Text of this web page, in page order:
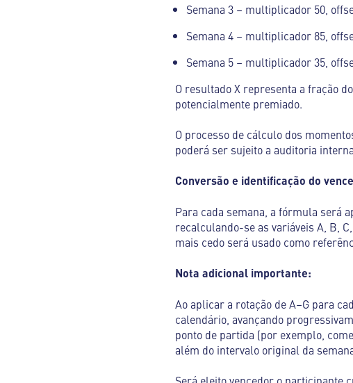
Semana 3 – multiplicador 50,
Semana 4 – multiplicador 85,
Semana 5 – multiplicador 35,
O resultado X representa a fração
potencialmente premiado.
O processo de cálculo dos
poderá ser sujeito a auditoria
Conversão e identificação do
Para cada semana, a fórmula será
recalculando-se as variáveis A, B,
mais cedo será usado como
Nota adicional importante:
Ao aplicar a rotação de A–G para
calendário, avançando
ponto de partida (por exemplo,
além do intervalo original da